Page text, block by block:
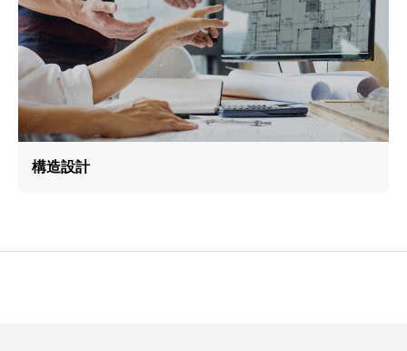
構造設計